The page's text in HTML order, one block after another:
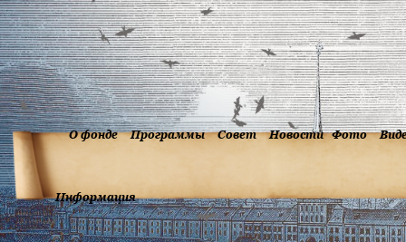
О фонде Программы Совет Новости Фото
Информация